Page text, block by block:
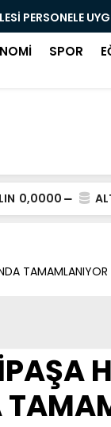
PERSONELE
SPOR
0,0000
TAMAMLANIYOR